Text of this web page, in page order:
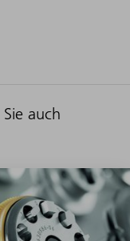
auch